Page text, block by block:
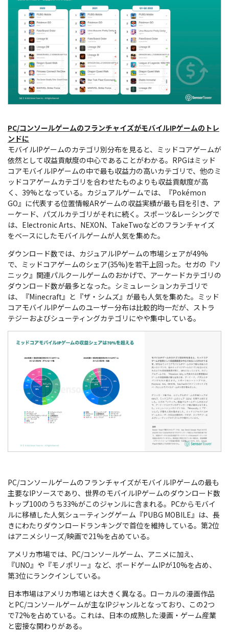
PC/コンソールゲームのフランチャイズがモバイルIPゲームのトレ
ンドに
モバイルIPゲームのカテゴリ別分布を見ると、ミッドコアゲームが
依然として収益貢献度の中心であることがわかる。RPGはミッド
コアモバイルIPゲームの中で最も収益力の高いカテゴリで、他のミ
ッドコアゲームカテゴリを合わせたものよりも収益貢献度が高
く、39%となっている。カジュアルゲームでは、『Pokémon
GO』に代表する位置情報ARゲームの収益実績が最も目を引き、ア
ーケード、パズルカテゴリがそれに続く。スポーツ&レーシングで
は、Electronic Arts、NEXON、TakeTwoなどのフランチャイズ
をベースにしたモバイルゲームが人気を集めた。
ダウンロード数では、カジュアルIPゲームの市場シェアが49%
で、ミッドコアゲームのシェア(35%)を若干上回った。セガの『ソ
ニック』関連パルクールゲームのおかげで、アーケードカテゴリの
ダウンロード数が最多となった。シミュレーションカテゴリで
は、『Minecraft』と『ザ・シムズ』が最も人気を集めた。ミッド
コアモバイルIPゲームのユーザー分布は比較的均一だが、ストラ
テジーおよびシューティングカテゴリにやや集中している。
PC/コンソールゲームのフランチャイズがモバイルIPゲームの最も
主要なIPソースであり、世界のモバイルIPゲームのダウンロード数
トップ100のうち33%がこのジャンルに含まれる。PCからモバイ
ルに移植した人気シューティングゲーム『PUBG MOBILE』は、長
きにわたりダウンロードランキングで首位を維持している。第2位
はアニメシリーズ/映画で21%を占めている。
アメリカ市場では、PC/コンソールゲーム、アニメに加え、
『UNO』や『モノポリー』など、ボードゲームIPが10%を占め、
第3位にランクインしている。
日本市場はアメリカ市場とは大きく異なる。ローカルの漫画作品
とPC/コンソールゲームが主なIPジャンルとなっており、この2つ
で72%を占めている。これは、日本の成熟した漫画・ゲーム産業
と密接な関わりがある。